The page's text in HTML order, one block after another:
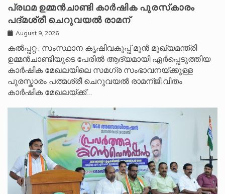
പ്രഥമ ഉമ്മൻചാണ്ടി കാർഷിക പുരസ്‌കാരം
പദ്മശ്രീ ചെറുവയൽ രാമന്
August 9, 2026
കൽപ്പറ്റ : സംസ്ഥാന കൃഷിവകുപ്പ് മുൻ മുഖ്യമന്ത്രി
ഉമ്മൻചാണ്ടിയുടെ പേരിൽ ആദ്യമായി ഏർപ്പെടുത്തിയ
കാർഷിക മേഖലയിലെ സമഗ്ര സംഭാവനയ്ക്കുള്ള
പുരസ്കാരം പത്മശ്രീ ചെറുവയൽ രാമന്ജീ.വിതം
കാർഷിക മേഖലയ്ക്ക്…